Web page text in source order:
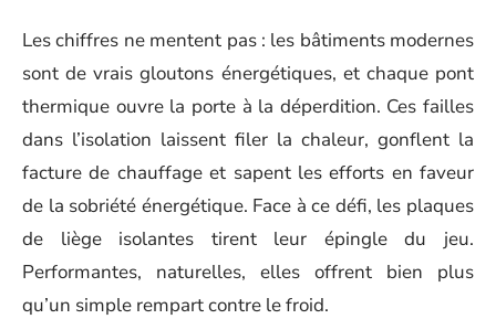
Les chiffres ne mentent pas : les bâtiments modernes
sont de vrais gloutons énergétiques, et chaque pont
thermique ouvre la porte à la déperdition. Ces failles
dans l’isolation laissent filer la chaleur, gonflent la
facture de chauffage et sapent les efforts en faveur
de la sobriété énergétique. Face à ce défi, les plaques
de liège isolantes tirent leur épingle du jeu.
Performantes, naturelles, elles offrent bien plus
qu’un simple rempart contre le froid.